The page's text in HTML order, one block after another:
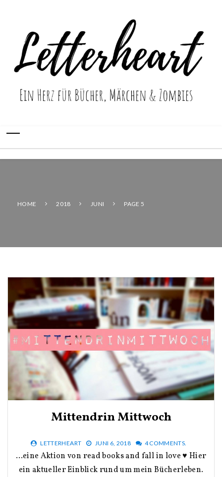
HOME 2018 JUNI PAGE 5
Mittendrin Mittwoch
LETTERHEART JUNI 6, 2018 4 COMMENTS.
…eine Aktion von read books and fall in love ♥ Hier
ein aktueller Einblick rund um mein Bücherleben.